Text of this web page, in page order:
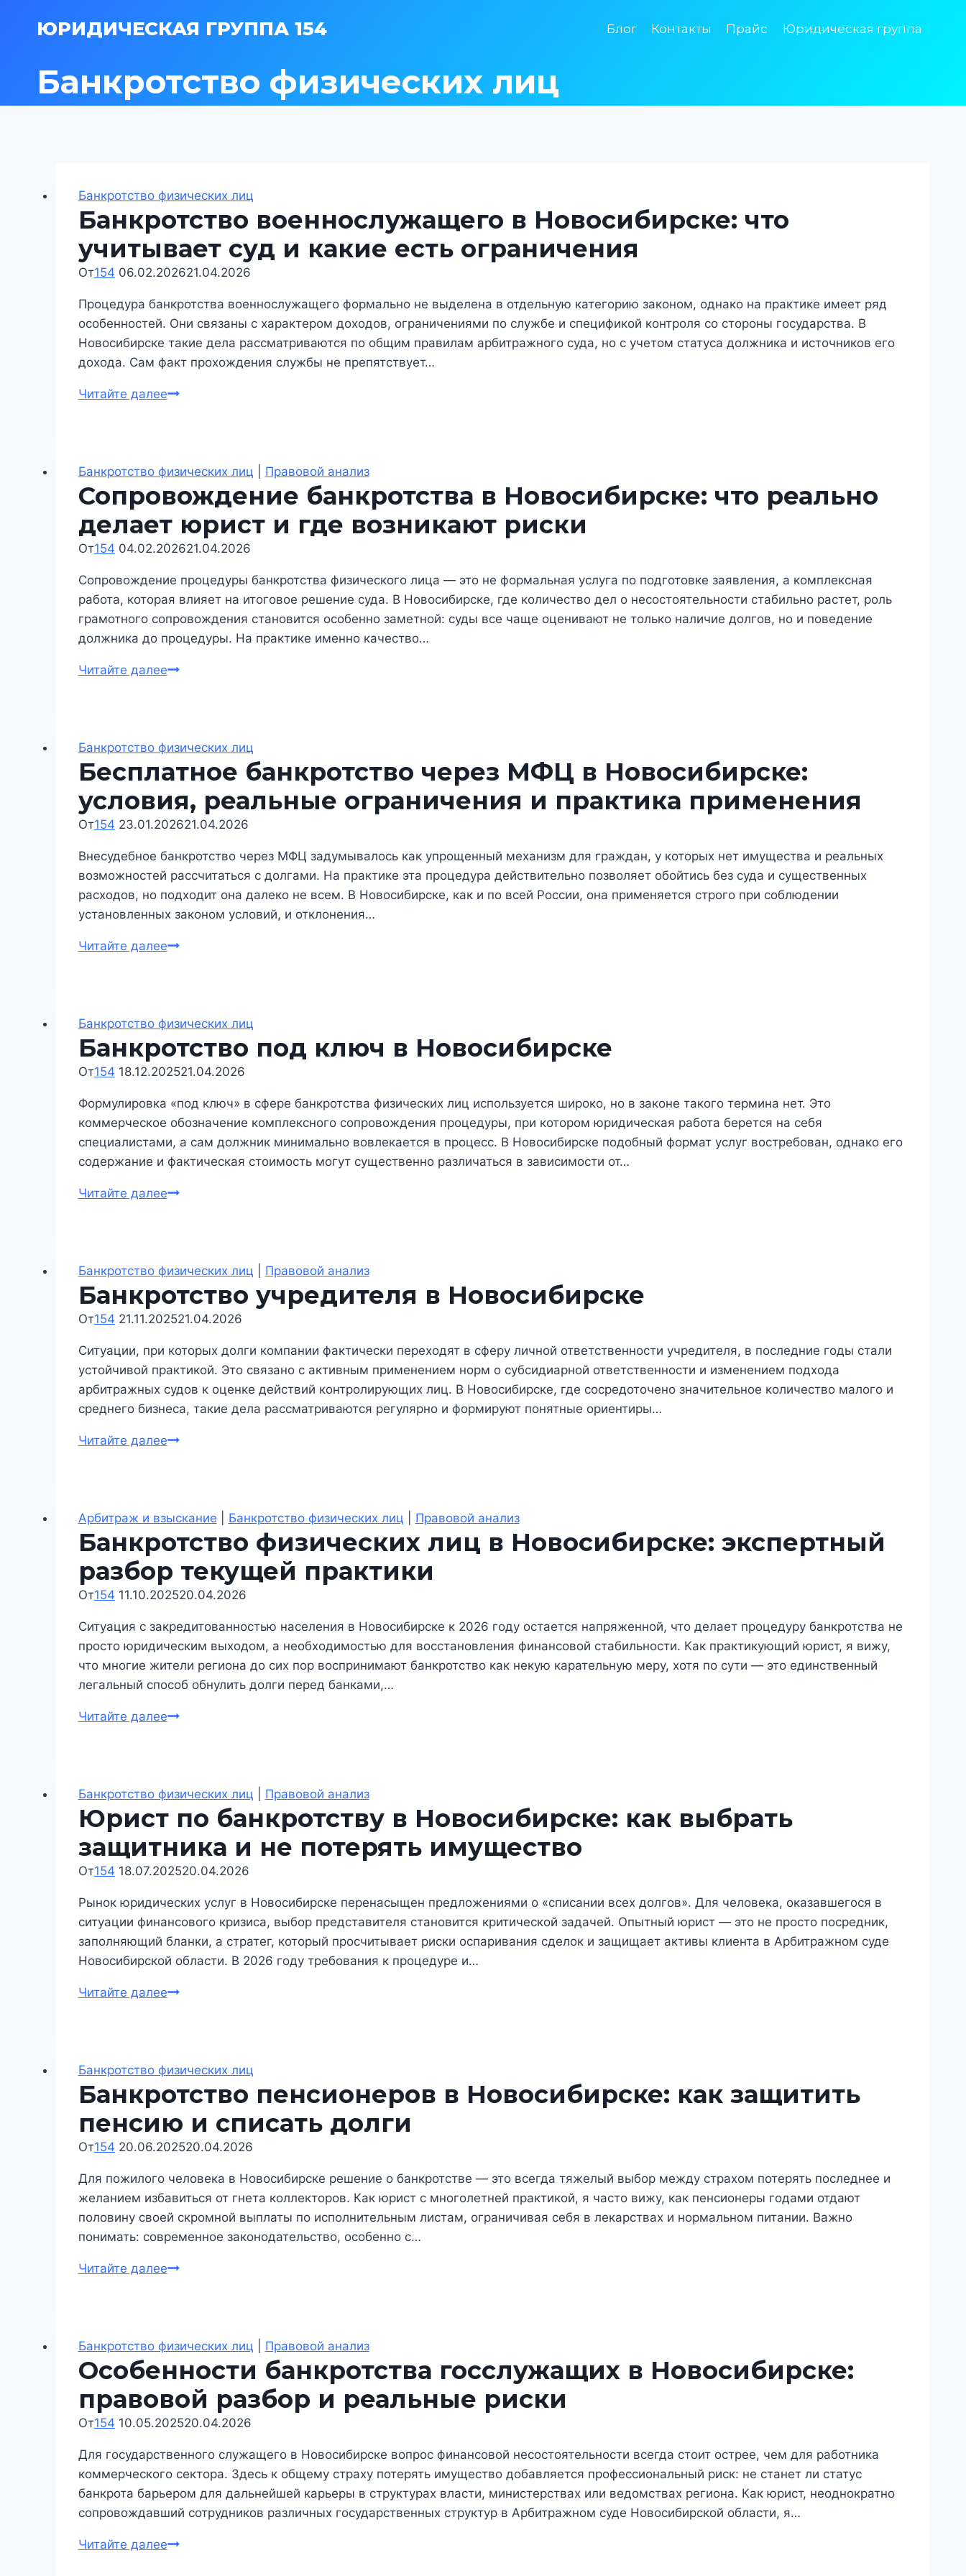
ЮРИДИЧЕСКАЯ ГРУППА 154 Блог Контакты Прайс Юридическая группа
Банкротство физических лиц
Банкротство физических лиц
Банкротство военнослужащего в Новосибирске: что
учитывает суд и какие есть ограничения
От154 06.02.202621.04.2026
Процедура банкротства военнослужащего формально не выделена в отдельную категорию законом, однако на практике имеет ряд
особенностей. Они связаны с характером доходов, ограничениями по службе и спецификой контроля со стороны государства. В
Новосибирске такие дела рассматриваются по общим правилам арбитражного суда, но с учетом статуса должника и источников его
дохода. Сам факт прохождения службы не препятствует…
Читайте далееБанкротство
что
учитывает
какие
ограничения
Банкротство физических лиц Правовой анализ
Сопровождение банкротства в Новосибирске: что реально
делает юрист и где возникают риски
От154 04.02.202621.04.2026
Сопровождение процедуры банкротства физического лица — это не формальная услуга по подготовке заявления, а комплексная
работа, которая влияет на итоговое решение суда. В Новосибирске, где количество дел о несостоятельности стабильно растет, роль
грамотного сопровождения становится особенно заметной: суды все чаще оценивают не только наличие долгов, но и поведение
должника до процедуры. На практике именно качество…
Читайте далееСопровождение
что
реально
юрист
и
возникают
риски
Банкротство физических лиц
Бесплатное банкротство через МФЦ в Новосибирске:
условия, реальные ограничения и практика применения
От154 23.01.202621.04.2026
Внесудебное банкротство через МФЦ задумывалось как упрощенный механизм для граждан, у которых нет имущества и реальных
возможностей рассчитаться с долгами. На практике эта процедура действительно позволяет обойтись без суда и существенных
расходов, но подходит она далеко не всем. В Новосибирске, как и по всей России, она применяется строго при соблюдении
установленных законом условий, и отклонения…
Читайте далееБесплатное
в
Новосибирске:
ограничения
и
практика
применения
Банкротство физических лиц
Банкротство под ключ в Новосибирске
От154 18.12.202521.04.2026
Формулировка «под ключ» в сфере банкротства физических лиц используется широко, но в законе такого термина нет. Это
коммерческое обозначение комплексного сопровождения процедуры, при котором юридическая работа берется на себя
специалистами, а сам должник минимально вовлекается в процесс. В Новосибирске подобный формат услуг востребован, однако его
содержание и фактическая стоимость могут существенно различаться в зависимости от…
Читайте далееБанкротство
Новосибирске
Банкротство физических лиц Правовой анализ
Банкротство учредителя в Новосибирске
От154 21.11.202521.04.2026
Ситуации, при которых долги компании фактически переходят в сферу личной ответственности учредителя, в последние годы стали
устойчивой практикой. Это связано с активным применением норм о субсидиарной ответственности и изменением подхода
арбитражных судов к оценке действий контролирующих лиц. В Новосибирске, где сосредоточено значительное количество малого и
среднего бизнеса, такие дела рассматриваются регулярно и формируют понятные ориентиры…
Читайте далееБанкротство
Арбитраж и взыскание
Банкротство физических лиц Правовой анализ
Банкротство физических лиц в Новосибирске: экспертный
разбор текущей практики
От154 11.10.202520.04.2026
Ситуация с закредитованностью населения в Новосибирске к 2026 году остается напряженной, что делает процедуру банкротства не
просто юридическим выходом, а необходимостью для восстановления финансовой стабильности. Как практикующий юрист, я вижу,
что многие жители региона до сих пор воспринимают банкротство как некую карательную меру, хотя по сути — это единственный
легальный способ обнулить долги перед банками,…
Читайте далееБанкротство
Новосибирске:
экспертный
текущей
практики
Банкротство физических лиц Правовой анализ
Юрист по банкротству в Новосибирске: как выбрать
защитника и не потерять имущество
От154 18.07.202520.04.2026
Рынок юридических услуг в Новосибирске перенасыщен предложениями о «списании всех долгов». Для человека, оказавшегося в
ситуации финансового кризиса, выбор представителя становится критической задачей. Опытный юрист — это не просто посредник,
заполняющий бланки, а стратег, который просчитывает риски оспаривания сделок и защищает активы клиента в Арбитражном суде
Новосибирской области. В 2026 году требования к процедуре и…
Читайте далееЮрист
Новосибирске:
как
защитника
и
потерять
имущество
Банкротство физических лиц
Банкротство пенсионеров в Новосибирске: как защитить
пенсию и списать долги
От154 20.06.202520.04.2026
Для пожилого человека в Новосибирске решение о банкротстве — это всегда тяжелый выбор между страхом потерять последнее и
желанием избавиться от гнета коллекторов. Как юрист с многолетней практикой, я часто вижу, как пенсионеры годами отдают
половину своей скромной выплаты по исполнительным листам, ограничивая себя в лекарствах и нормальном питании. Важно
понимать: современное законодательство, особенно с…
Читайте далееБанкротство
как
защитить
и
списать
Банкротство физических лиц Правовой анализ
Особенности банкротства госслужащих в Новосибирске:
правовой разбор и реальные риски
От154 10.05.202520.04.2026
Для государственного служащего в Новосибирске вопрос финансовой несостоятельности всегда стоит острее, чем для работника
коммерческого сектора. Здесь к общему страху потерять имущество добавляется профессиональный риск: не станет ли статус
банкрота барьером для дальнейшей карьеры в структурах власти, министерствах или ведомствах региона. Как юрист, неоднократно
сопровождавший сотрудников различных государственных структур в Арбитражном суде Новосибирской области, я…
Читайте далееОсобенности